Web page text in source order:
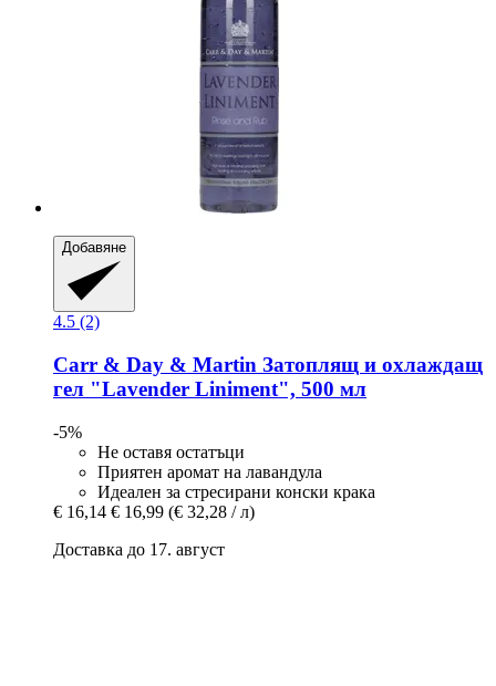
Добавяне
4.5 (2)
Carr & Day & Martin Затоплящ и охлаждащ
гел "Lavender Liniment", 500 мл
-5%
Не оставя остатъци
Приятен аромат на лавандула
Идеален за стресирани конски крака
€ 16,14 € 16,99 (€ 32,28 / л)
Доставка до 17. август